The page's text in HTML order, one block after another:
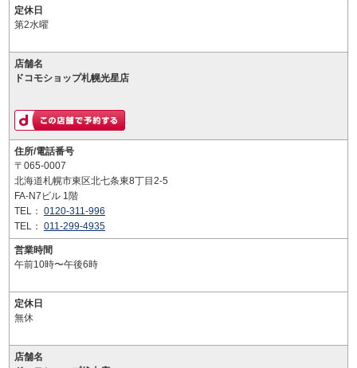
定休日
第2水曜
店舗名
ドコモショップ札幌光星店
住所/電話番号
〒065-0007
北海道札幌市東区北七条東8丁目2-5
FA-N7ビル 1階
TEL： 0120-311-996
TEL： 011-299-4935
営業時間
午前10時〜午後6時
定休日
無休
店舗名